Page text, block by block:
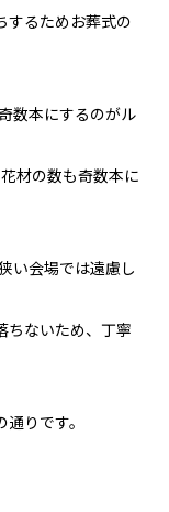
するためお葬式の
数本にするのがル
材の数も奇数本に
い会場では遠慮し
ちないため、丁寧
りです。